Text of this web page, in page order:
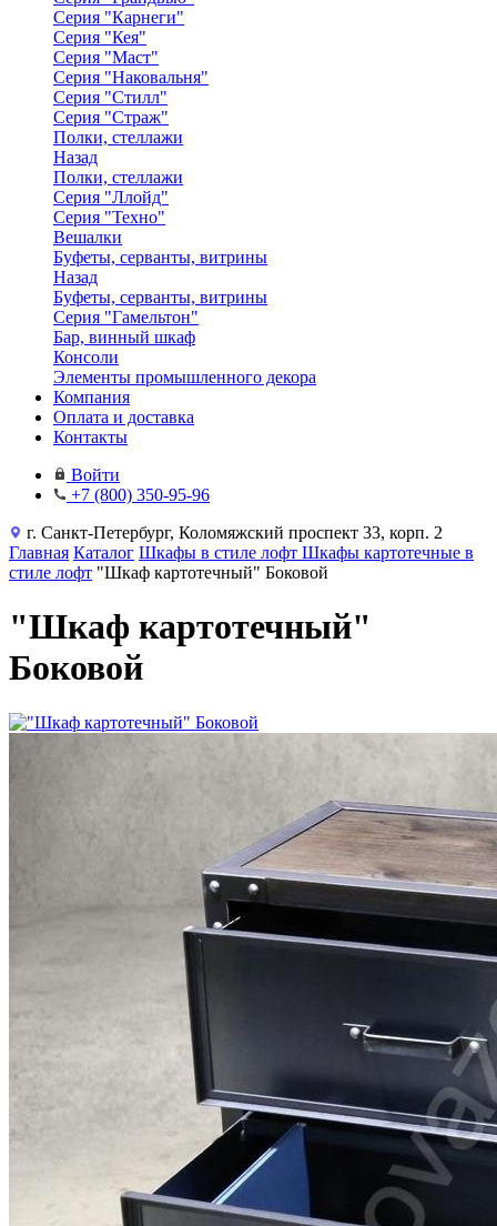
Серия "Карнеги"
Серия "Кея"
Серия "Маст"
Серия "Наковальня"
Серия "Стилл"
Серия "Страж"
Полки, стеллажи
Назад
Полки, стеллажи
Серия "Ллойд"
Серия "Техно"
Вешалки
Буфеты, серванты, витрины
Назад
Буфеты, серванты, витрины
Серия "Гамельтон"
Бар, винный шкаф
Консоли
Элементы промышленного декора
Компания
Оплата и доставка
Контакты
Войти
+7 (800) 350-95-96
г. Санкт-Петербург, Коломяжский проспект 33, корп. 2
Главная Каталог Шкафы в стиле лофт Шкафы картотечные в
стиле лофт "Шкаф картотечный" Боковой
"Шкаф картотечный"
Боковой